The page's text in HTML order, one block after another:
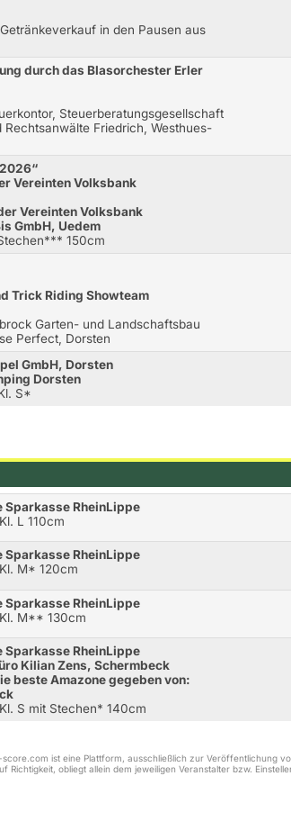
in den Pausen aus
durch das Blasorchester Erler
Steuerberatungsgesellschaft
Friedrich, Westhues-
Vereinten Volksbank
Vereinten Volksbank
GmbH, Uedem
150cm
Trick Riding Showteam
Garten- und Landschaftsbau
Perfect, Dorsten
GmbH, Dorsten
Dorsten
S*
RheinLippe
L 110cm
RheinLippe
M* 120cm
RheinLippe
M** 130cm
RheinLippe
Kilian Zens, Schermbeck
beste Amazone gegeben von:
S mit Stechen* 140cm
ist eine Plattform, ausschließlich zur Veröffentlichung
Richtigkeit, obliegt allein dem jeweiligen Veranstalter bzw.